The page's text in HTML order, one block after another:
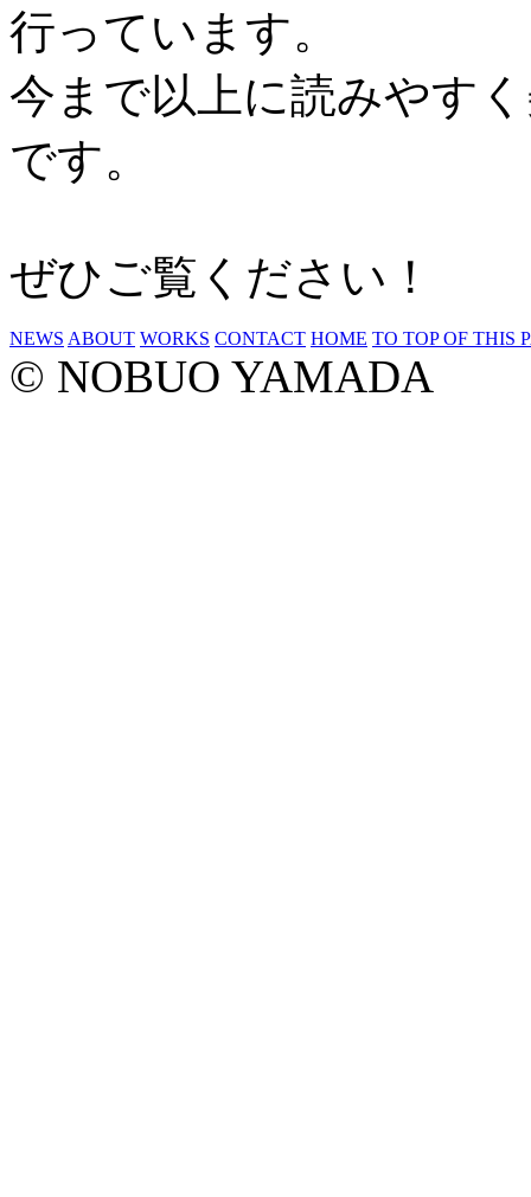
行っています。
今まで以上に読みやす
です。
ぜひご覧ください！
NEWS ABOUT WORKS CONTACT HOME TO TOP OF THIS
© NOBUO YAMADA